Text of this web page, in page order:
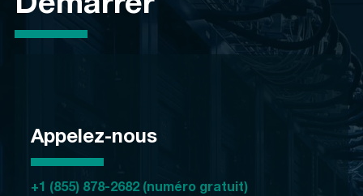
Appelez-nous
+1 (855) 878-2682 (numéro gratuit)